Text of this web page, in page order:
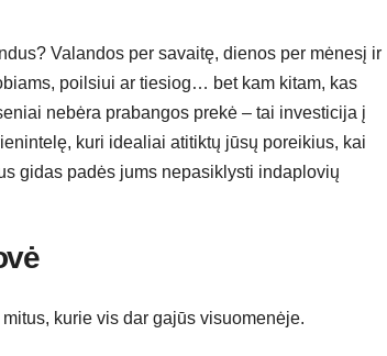
Valandos per savaitę, dienos per mėnesį ir
poilsiui ar tiesiog… bet kam kitam, kas
nebėra prabangos prekė – tai investicija į
kuri idealiai atitiktų jūsų poreikius, kai
gidas padės jums nepasiklysti indaplovių
kurie vis dar gajūs visuomenėje.